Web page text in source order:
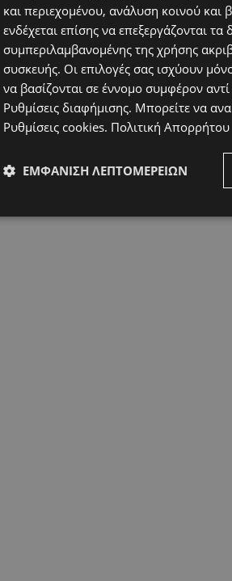
και περιεχομένου, ανάλυση κοινού και
ενδέχεται επίσης να επεξεργάζονται
συμπεριλαμβανομένης της χρήσης
συσκευής. Οι επιλογές σας ισχύουν
να βασίζονται σε έννομο συμφέρον αντί
Ρυθμίσεις διαφήμισης. Μπορείτε να
Ρυθμίσεις cookies. Πολιτική Απορρήτου
ΕΜΦΆΝΙΣΗ ΛΕΠΤΟΜΕΡΕΙΏΝ